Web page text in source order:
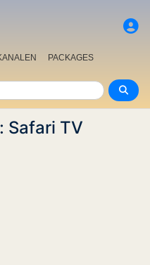
PACKAGES
Safari TV